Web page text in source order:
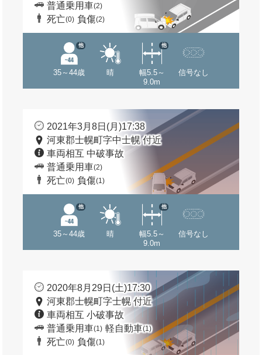
普通乗用車(2)
死亡(0) 負傷(2)
35～44歳
他
晴
幅5.5～
9.0m
他
信号なし
2021年3月8日(月)17:38
河東郡士幌町字中士幌 付近
車両相互 中破事故
普通乗用車(2)
死亡(0) 負傷(1)
35～44歳
他
晴
幅5.5～
9.0m
他
信号なし
2020年8月29日(土)17:30
河東郡士幌町字士幌 付近
車両相互 小破事故
普通乗用車(1) 軽自動車(1)
死亡(0) 負傷(1)